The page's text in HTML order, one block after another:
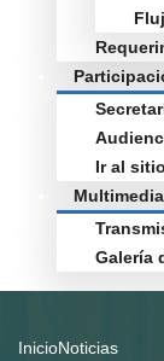
Ir al
Multimedia
Galería
InicioNoticias